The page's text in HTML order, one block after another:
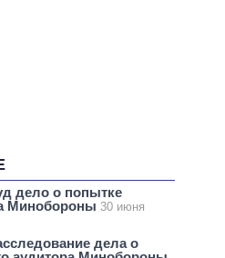
дело о попытке
Минобороны 30 июня
дела о